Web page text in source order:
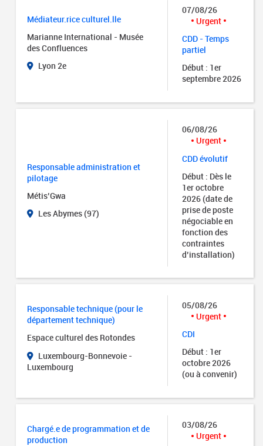
Médiateur.rice culturel.lle
Marianne International - Musée
des Confluences
Lyon 2e
07/08/26
Urgent
CDD - Temps
partiel
Début : 1er
septembre 2026
Responsable administration et
pilotage
Métis’Gwa
Les Abymes (97)
06/08/26
Urgent
CDD évolutif
Début : Dès le
1er octobre
2026 (date de
prise de poste
négociable en
fonction des
contraintes
d’installation)
Responsable technique (pour le
département technique)
Espace culturel des Rotondes
Luxembourg-Bonnevoie -
Luxembourg
05/08/26
Urgent
CDI
Début : 1er
octobre 2026
(ou à convenir)
Chargé.e de programmation et de
production
03/08/26
Urgent